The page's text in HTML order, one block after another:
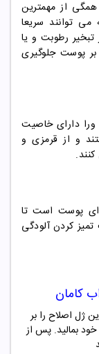
همگی از مهمترین
توانند سریعا
رطوبت و یا
پوست جلوگیری
ورا دارای خاصیت
و از قرمزی و
پوست است تا
کردن آلودگی
کامان
ژل اصلاح را بر
بمالید. پس از